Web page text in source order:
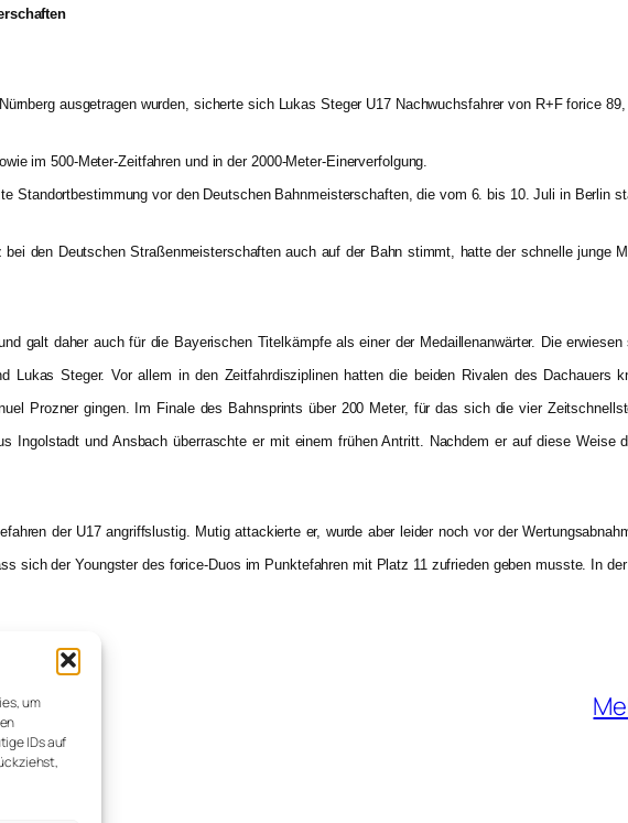
um
IDs auf
ausgetragen wurden, sicherte sich Lukas Steger U17 Nachwuchsfahrer von R+F forice
im 500-Meter-Zeitfahren und in der 2000-Meter-Einerverfolgung.
Standortbestimmung vor den Deutschen Bahnmeisterschaften, die vom 6. bis 10. Juli in Berlin
den Deutschen Straßenmeisterschaften auch auf der Bahn stimmt, hatte der schnelle junge
galt daher auch für die Bayerischen Titelkämpfe als einer der Medaillenanwärter. Die
Lukas Steger. Vor allem in den Zeitfahrdisziplinen hatten die beiden Rivalen des Dachauers
Prozner gingen. Im Finale des Bahnsprints über 200 Meter, für das sich die vier
Ingolstadt und Ansbach überraschte er mit einem frühen Antritt. Nachdem er auf diese Weise
der U17 angriffslustig. Mutig attackierte er, wurde aber leider noch vor der
sich der Youngster des forice-Duos im Punktefahren mit Platz 11 zufrieden geben musste. In